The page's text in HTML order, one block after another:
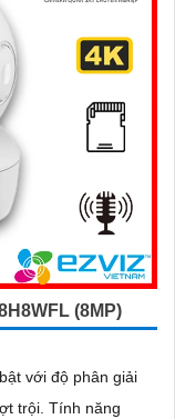
(8MP)
với độ phân giải
năng